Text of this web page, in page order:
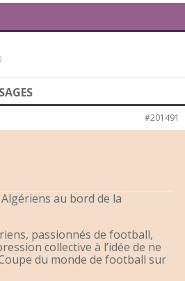
#201491
au bord de la
passionnés de football,
collective à l’idée de ne
du monde de football sur